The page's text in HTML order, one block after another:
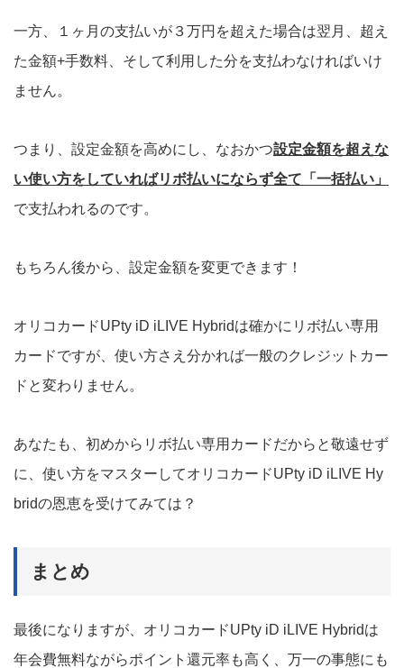
一方、１ヶ月の支払いが３万円を超えた場合は翌月、超え
た金額+手数料、そして利用した分を支払わなければいけ
ません。
つまり、設定金額を高めにし、なおかつ設定金額を超えな
い使い方をしていればリボ払いにならず全て「一括払い」
で支払われるのです。
もちろん後から、設定金額を変更できます！
オリコカードUPty iD iLIVE Hybridは確かにリボ払い専用
カードですが、使い方さえ分かれば一般のクレジットカー
ドと変わりません。
あなたも、初めからリボ払い専用カードだからと敬遠せず
に、使い方をマスターしてオリコカードUPty iD iLIVE Hy
bridの恩恵を受けてみては？
まとめ
最後になりますが、オリコカードUPty iD iLIVE Hybridは
年会費無料ながらポイント還元率も高く、万一の事態にも